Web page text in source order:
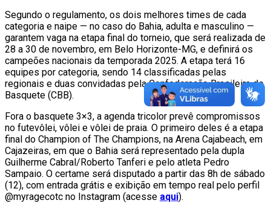
Segundo o regulamento, os dois melhores times de cada
categoria e naipe — no caso do Bahia, adulta e masculino —
garantem vaga na etapa final do torneio, que será realizada de
28 a 30 de novembro, em Belo Horizonte-MG, e definirá os
campeões nacionais da temporada 2025. A etapa terá 16
equipes por categoria, sendo 14 classificadas pelas
regionais e duas convidadas pela Confederação Brasileira de
Basquete (CBB).
Fora o basquete 3×3, a agenda tricolor prevê compromissos
no futevôlei, vôlei e vôlei de praia. O primeiro deles é a etapa
final do Champion of The Champions, na Arena Cajabeach, em
Cajazeiras, em que o Bahia será representado pela dupla
Guilherme Cabral/Roberto Tanferi e pelo atleta Pedro
Sampaio. O certame será disputado a partir das 8h de sábado
(12), com entrada grátis e exibição em tempo real pelo perfil
@myragecotc no Instagram (acesse aqui).